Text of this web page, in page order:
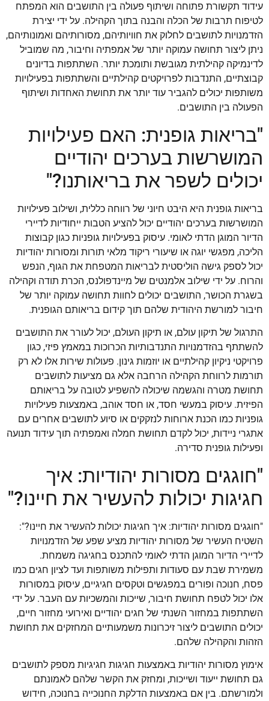
עידוד תקשורת פתוחה ושיתוף פעולה בין התושבים הוא המפתח
לטיפוח תרבות של הכלה והבנה בתוך הקהילה. על ידי יצירת
הזדמנויות לתושבים לחלוק את חוויותיהם, מסורותיהם ואמונותיהם,
ניתן ליצור תחושה עמוקה יותר של אמפתיה וחיבור, מה שמוביל
לדינמיקה קהילתית מגובשת ותומכת יותר. השתתפות בדיונים
קבוצתיים, התנדבות לפרויקטים קהילתיים והשתתפות בפעילויות
משותפות יכולים להגביר עוד יותר את תחושת האחדות ושיתוף
הפעולה בין התושבים.
"בריאות גופנית: האם פעילויות
המושרשות בערכים יהודיים
יכולים לשפר את בריאותנו?"
בריאות גופנית היא היבט חיוני של רווחה כללית, ושילוב פעילויות
המושרשות בערכים יהודיים יכול להציע הטבות ייחודיות לדיירי
הדיור המוגן הדתי לאומי. עיסוק בפעילויות גופניות כגון קבוצות
הליכה, מפגשי יוגה או שיעורי ריקוד מלאי תורות ומסורות יהודיות
יכול לספק גישה הוליסטית לבריאות המטפחת את הגוף, הנפש
והרוח. על ידי שילוב אלמנטים של מיינדפולנס, הכרת תודה וקהילה
בשגרת הכושר, התושבים יכולים לחוות תחושה עמוקה יותר של
חיבור למורשת היהודית שלהם תוך קידום בריאותם הגופנית.
התרגול של תיקון עולם, או תיקון העולם, יכול לעורר את התושבים
להשתתף בהזדמנויות התנדבותיות הכרוכות במאמץ פיזי, כגון
פרויקטי ניקיון קהילתיים או יוזמות גינון. פעולות שירות אלו לא רק
תורמות לרווחת הקהילה הרחבה אלא גם מציעות לתושבים
תחושת מטרה והגשמה שיכולה להשפיע לטובה על בריאותם
הפיזית. עיסוק במעשי חסד, או חסד אוהב, באמצעות פעילויות
גופניות כמו הכנת ארוחות לנזקקים או סיוע לתושבים אחרים עם
אתגרי ניידות, יכול לקדם תחושת חמלה ואמפתיה תוך עידוד תנועה
ופעילות גופנית סדירה.
"חוגגים מסורות יהודיות: איך
חגיגות יכולות להעשיר את חיינו?"
"חוגגים מסורות יהודיות: איך חגיגות יכולות להעשיר את חיינו?":
השטיח העשיר של מסורות יהודיות מציע שפע של הזדמנויות
לדיירי הדיור המוגן הדתי לאומי להתכנס בחגיגה משמחת.
משמירת שבת עם סעודות ותפילות משותפות ועד לציון חגים כמו
פסח, חנוכה ופורים במפגשים וטקסים חגיגיים, עיסוק במסורות
אלו יכול לטפח תחושת חיבור, שייכות והמשכיות עם העבר. על ידי
השתתפות במחזור השנתי של חגים יהודיים ואירועי מחזור חיים,
יכולים התושבים ליצור זיכרונות משמעותיים המחזקים את תחושת
הזהות והקהילה שלהם.
אימוץ מסורות יהודיות באמצעות חגיגות חגיגיות מספק לתושבים
גם תחושת ייעוד ושייכות, ומחזק את הקשר שלהם לאמונתם
ולמורשתם. בין אם באמצעות הדלקת החנוכייה בחנוכה, חידוש